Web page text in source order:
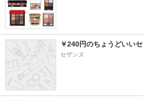
￥240円のちょうどいい
セザンヌ